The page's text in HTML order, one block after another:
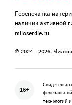
Перепечатка
наличии активной
miloserdie.ru
© 2024 – 2026.
16+
технологий